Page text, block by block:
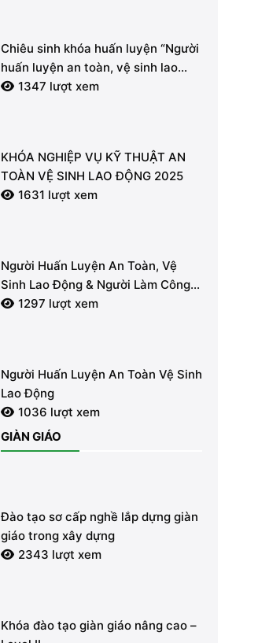
Chiêu sinh khóa huấn luyện “Người
huấn luyện an toàn, vệ sinh lao
động” – Khai giảng 04/08/2025
1347 lượt xem
KHÓA NGHIỆP VỤ KỸ THUẬT AN
TOÀN VỆ SINH LAO ĐỘNG 2025
1631 lượt xem
Người Huấn Luyện An Toàn, Vệ
Sinh Lao Động & Người Làm Công
Tác An Toàn, Vệ Sinh Lao Động
1297 lượt xem
Người Huấn Luyện An Toàn Vệ Sinh
Lao Động
1036 lượt xem
GIÀN GIÁO
Đào tạo sơ cấp nghề lắp dựng giàn
giáo trong xây dựng
2343 lượt xem
Khóa đào tạo giàn giáo nâng cao –